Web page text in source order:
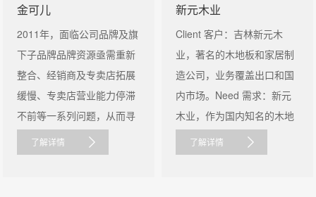
金可儿
2011年，面临公司品牌及旗
下子品牌品牌资源亟需重新
整合、经销商及专卖店拓展
缓慢、专卖店营业能力停滞
不前等一系列问题，从而寻
求与......
了解详情
新元木业
Client 客户：吉林新元木
业，著名的木地板和家居制
造公司，业务覆盖出口和国
内市场。Need 需求：新元
木业，作为国内知名的木地
板和家具出......
了解详情